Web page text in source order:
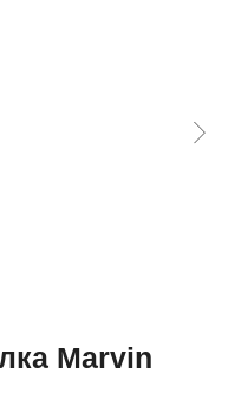
Marvin